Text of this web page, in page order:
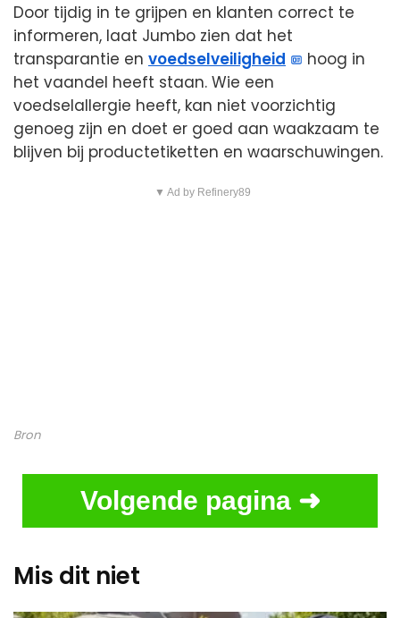
Door tijdig in te grijpen en klanten correct te
informeren, laat Jumbo zien dat het
transparantie en voedselveiligheid
hoog in
het vaandel heeft staan. Wie een
voedselallergie heeft, kan niet voorzichtig
genoeg zijn en doet er goed aan waakzaam te
blijven bij productetiketten en waarschuwingen.
▼ Ad by Refinery89
Bron
Volgende pagina ➜
Mis dit niet